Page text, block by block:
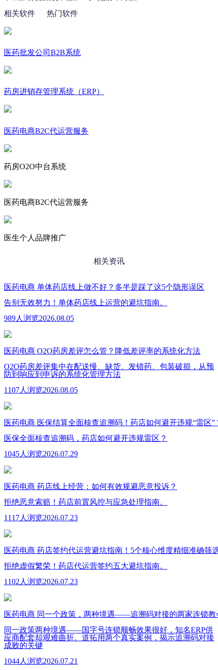
相关软件 热门软件
医药批发公司B2B系统
药房进销存管理系统（ERP）
医药电商B2C代运营服务
药房O2O中台系统
医药电商B2C代运营服务
医生个人品牌推广
相关资讯
医药电商 单体药店线上做不好？多半是踩了这5个隐形误区
告别无效努力！单体药店线上运营的避坑指南。
989人浏览2026.08.05
医药电商 O2O药房差评怎么管？降低差评率的系统化方法
O2O药房差评集中在配送慢、缺货、发错药、包装破损，从预
防到响应到申诉的系统化管理方法
1107人浏览2026.08.05
医药电商 医保结算全面核查追溯码！药店如何避开违规“雷区”
医保全面核查追溯码，药店如何避开违规雷区？
1045人浏览2026.07.29
医药电商 药店线上经营：如何有效规避恶意投诉？
拒绝恶意索赔！药店前置风控与应急处理指南。
1117人浏览2026.07.23
医药电商 药店签约代运营避坑指南！5个核心维度精细准确筛
拒绝虚假繁荣！药店代运营签约五大避坑指南。
1102人浏览2026.07.23
医药电商 同一个政策，两种境遇——追溯码对接的两家连锁教
同一政策两种境遇——国字号连锁顺畅效果很好，知名ERP供
应商配套却艰难曲折。道拓用两个真实案例，揭示追溯码对接
成败的关键
1044人浏览2026.07.21